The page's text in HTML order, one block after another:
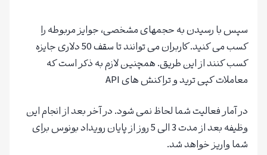
سپس با رسیدن به حجمهای مشخصی، جوایز مربوطه را
کسب می کنید. کاربران می توانند تا سقف 50 دلاری جایزه
کسب کنند از این طریق. همچنین لازم به ذکر است که
معاملات کپی ترید و تراکنش های API
در آمار فعالیت شما لحاظ نمی شود. در آخر بعد از انجام این
وظیفه بعد از مدت 3 الی 5 روز از پایان رویداد بونوس برای
شما واریز خواهد شد.